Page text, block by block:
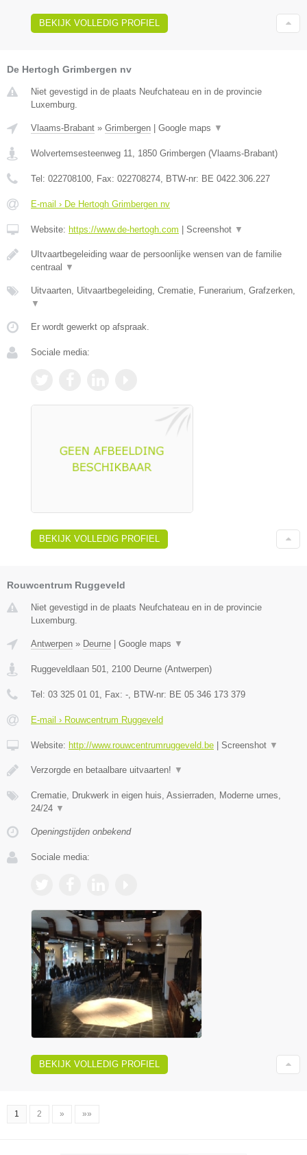
BEKIJK VOLLEDIG PROFIEL
De Hertogh Grimbergen nv
Niet gevestigd in de plaats Neufchateau en in de provincie
Luxemburg.
Vlaams-Brabant » Grimbergen Google maps ▼
Wolvertemsesteenweg 11 1850 Grimbergen (Vlaams-Brabant)
Tel: 022708100 , Fax: 022708274 , BTW-nr: BE 0422.306.227
E-mail › De Hertogh Grimbergen nv
Website: https://www.de-hertogh.com Screenshot ▼
UItvaartbegeleiding waar de persoonlijke wensen van de familie
centraal
▼
Uitvaarten, Uitvaartbegeleiding, Crematie, Funerarium, Grafzerken,
▼
Er wordt gewerkt op afspraak.
Sociale media:
BEKIJK VOLLEDIG PROFIEL
Rouwcentrum Ruggeveld
Niet gevestigd in de plaats Neufchateau en in de provincie
Luxemburg.
Antwerpen » Deurne Google maps ▼
Ruggeveldlaan 501, 2100 Deurne (Antwerpen)
Tel: 03 325 01 01, Fax: -, BTW-nr: BE 05 346 173 379
E-mail › Rouwcentrum Ruggeveld
Website: http://www.rouwcentrumruggeveld.be Screenshot ▼
Verzorgde en betaalbare uitvaarten! ▼
Crematie, Drukwerk in eigen huis, Assierraden, Moderne urnes,
24/24 ▼
Openingstijden onbekend
Sociale media:
BEKIJK VOLLEDIG PROFIEL
1 2 » »»